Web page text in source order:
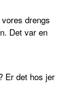
drengs
Det var en
Er det hos jer